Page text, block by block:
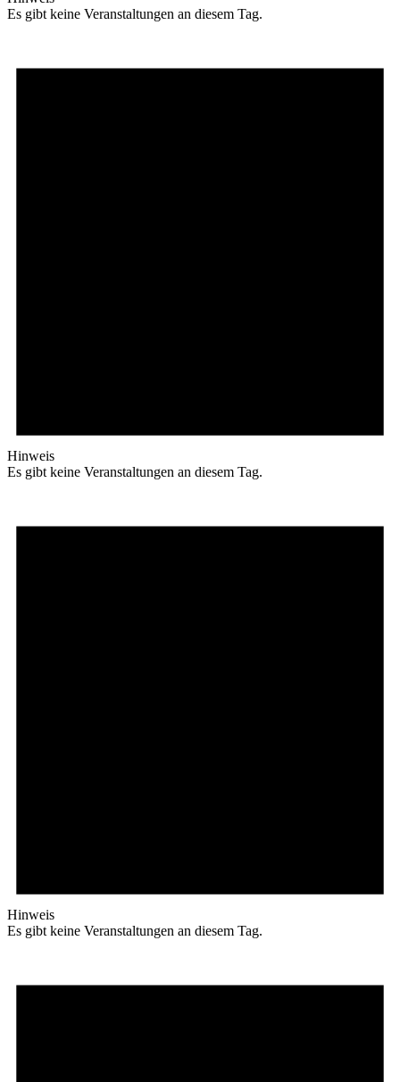
Es gibt keine Veranstaltungen an diesem Tag.
Hinweis
Es gibt keine Veranstaltungen an diesem Tag.
Hinweis
Es gibt keine Veranstaltungen an diesem Tag.